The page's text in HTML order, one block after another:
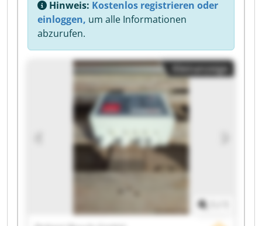
Hinweis: Kostenlos registrieren oder
einloggen, um alle Informationen
abzurufen.
Kleinanzeige